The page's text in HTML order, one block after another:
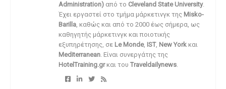
Administration) από το Cleveland State University.
Έχει εργαστεί στο τμήμα μάρκετινγκ της Misko-
Barilla, καθώς και από το 2000 έως σήμερα, ως
καθηγητής μάρκετινγκ και ποιοτικής
εξυπηρέτησης, σε Le Monde, IST, New York και
Mediterranean. Είναι συνεργάτης της
HotelTraining.grκαι του Traveldailynews.